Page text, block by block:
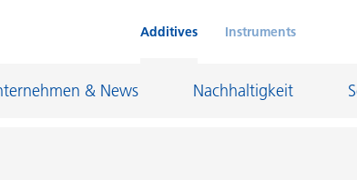
Additives Instruments
& News Nachhaltigkeit